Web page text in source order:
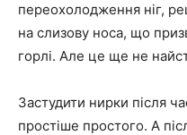
переохолодження ніг,
на слизову носа, що
горлі. Але це ще не
Застудити нирки після
простіше простого. А